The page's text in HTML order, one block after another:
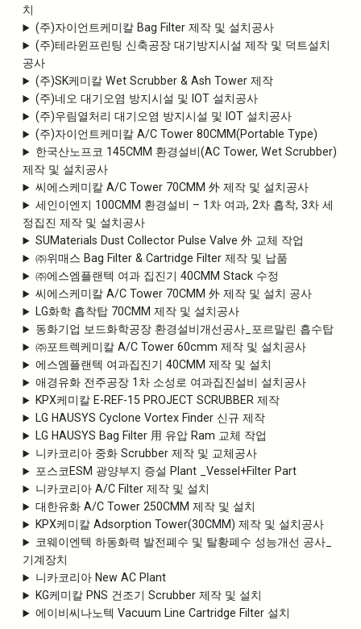
치
(주)자이언트케미칼 Bag Filter 제작 및 설치공사
(주)테라윈프린팅 신축공장 대기방지시설 제작 및 덕트설치
공사
(주)SK케미칼 Wet Scrubber & Ash Tower 제작
(주)네오 대기오염 방지시설 및 IOT 설치공사
(주)우림열처리 대기오염 방지시설 및 IOT 설치공사
(주)자이언트케미칼 A/C Tower 80CMM(Portable Type)
한국산노프코 145CMM 환경설비(AC Tower, Wet Scrubber)
제작 및 설치공사
씨에스케미칼 A/C Tower 70CMM 外 제작 및 설치공사
세인이엔지 100CMM 환경설비 – 1차 여과, 2차 흡착, 3차 세
정집진 제작 및 설치공사
SUMaterials Dust Collector Pulse Valve 外 교체 작업
㈜위매스 Bag Filter & Cartridge Filter 제작 및 납품
㈜에스엠플랜텍 여과 집진기 40CMM Stack 수정
씨에스케미칼 A/C Tower 70CMM 外 제작 및 설치 공사
LG화학 흡착탑 70CMM 제작 및 설치공사
동화기업 보드화학공장 환경설비개선공사_포르말린 흡수탑
㈜포트렉케미칼 A/C Tower 60cmm 제작 및 설치공사
에스엠플랜텍 여과집진기 40CMM 제작 및 설치
애경유화 전주공장 1차 소성로 여과집진설비 설치공사
KPX케미칼 E-REF-15 PROJECT SCRUBBER 제작
LG HAUSYS Cyclone Vortex Finder 신규 제작
LG HAUSYS Bag Filter 用 유압 Ram 교체 작업
니카코리아 중화 Scrubber 제작 및 교체공사
포스코ESM 광양부지 증설 Plant _Vessel+Filter Part
니카코리아 A/C Filter 제작 및 설치
대한유화 A/C Tower 250CMM 제작 및 설치
KPX케미칼 Adsorption Tower(30CMM) 제작 및 설치공사
코웨이엔텍 하동화력 발전폐수 및 탈황폐수 성능개선 공사_
기계장치
니카코리아 New AC Plant
KG케미칼 PNS 건조기 Scrubber 제작 및 설치
에이비씨나노텍 Vacuum Line Cartridge Filter 설치